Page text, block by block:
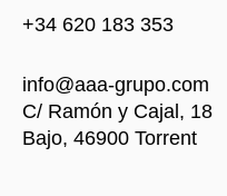
+34 620 183 353
info@aaa-grupo.com
C/ Ramón y Cajal, 18
Bajo, 46900 Torrent